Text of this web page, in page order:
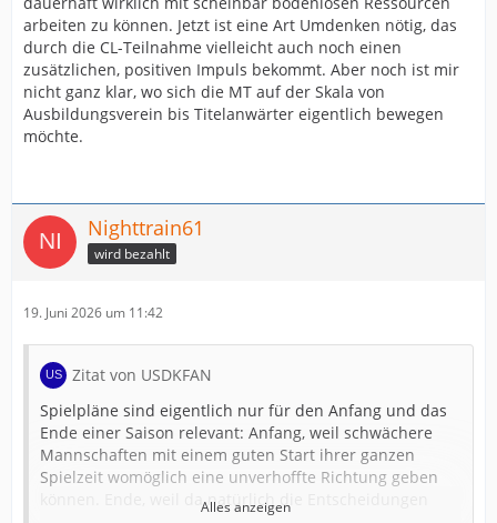
arbeiten zu können. Jetzt ist eine Art Umdenken nötig, das
durch die CL-Teilnahme vielleicht auch noch einen
zusätzlichen, positiven Impuls bekommt. Aber noch ist mir
nicht ganz klar, wo sich die MT auf der Skala von
Ausbildungsverein bis Titelanwärter eigentlich bewegen
möchte.
Nighttrain61
wird bezahlt
19. Juni 2026 um 11:42
Zitat von USDKFAN
Spielpläne sind eigentlich nur für den Anfang und das
Ende einer Saison relevant: Anfang, weil schwächere
Mannschaften mit einem guten Start ihrer ganzen
Spielzeit womöglich eine unverhoffte Richtung geben
können. Ende, weil da natürlich die Entscheidungen
Alles anzeigen